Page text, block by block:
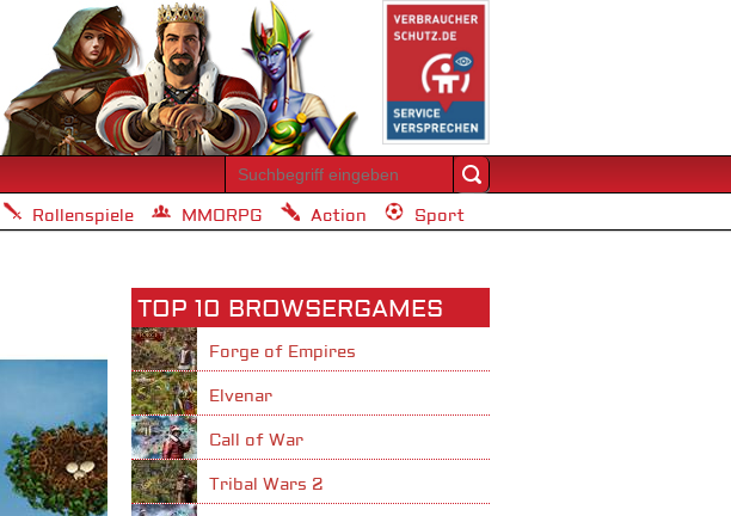
Rollenspiele MMORPG Action Sport
TOP 10 BROWSERGAMES
Forge of Empires
Elvenar
Call of War
Tribal Wars 2